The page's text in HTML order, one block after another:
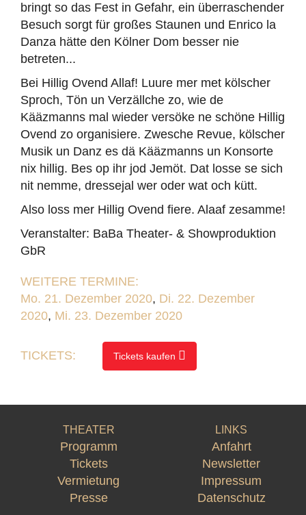
bringt so das Fest in Gefahr, ein überraschender
Besuch sorgt für großes Staunen und Enrico la
Danza hätte den Kölner Dom besser nie
betreten...
Bei Hillig Ovend Allaf! Luure mer met kölscher
Sproch, Tön un Verzällche zo, wie de
Kääzmanns mal wieder versöke ne schöne Hillig
Ovend zo organisiere. Zwesche Revue, kölscher
Musik un Danz es dä Kääzmanns un Konsorte
nix hillig. Bes op ihr jod Jemöt. Dat losse se sich
nit nemme, dressejal wer oder wat och kütt.
Also loss mer Hillig Ovend fiere. Alaaf zesamme!
Veranstalter: BaBa Theater- & Showproduktion
GbR
WEITERE TERMINE:
Mo. 21. Dezember 2020, Di. 22. Dezember
2020, Mi. 23. Dezember 2020
TICKETS: Tickets kaufen
THEATER
Programm
Tickets
Vermietung
Presse
LINKS
Anfahrt
Newsletter
Impressum
Datenschutz